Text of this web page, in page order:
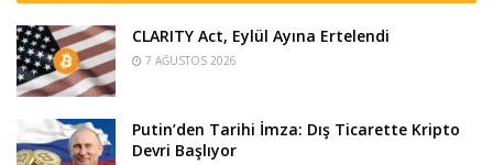
CLARITY Act, Eylül Ayına Ertelendi
7 AĞUSTOS 2026
Putin’den Tarihi İmza: Dış Ticarette Kripto
Devri Başlıyor